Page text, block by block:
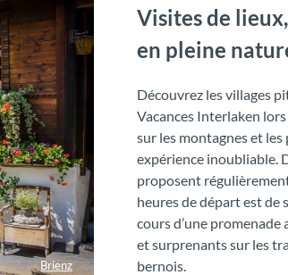
Brienz
Visites de
en pleine
Découvrez les villages
Vacances Interlaken
sur les montagnes et
expérience inoubliable.
proposent
heures de départ est de
cours d’une
et surprenants sur les
bernois.